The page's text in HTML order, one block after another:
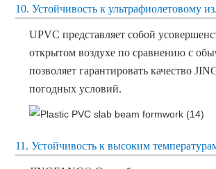
10. Устойчивость к ультрафиолетовому
UPVC представляет собой
открытом воздухе по сравнению с
позволяет гарантировать качество
погодных условий.
11. Устойчивость к высоким